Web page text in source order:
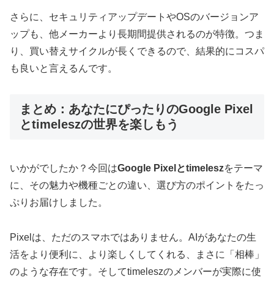
さらに、セキュリティアップデートやOSのバージョンア
ップも、他メーカーより長期間提供されるのが特徴。つま
り、買い替えサイクルが長くできるので、結果的にコスパ
も良いと言えるんです。
まとめ：あなたにぴったりのGoogle Pixel
とtimeleszの世界を楽しもう
いかがでしたか？今回はGoogle Pixelとtimeleszをテーマ
に、その魅力や機種ごとの違い、選び方のポイントをたっ
ぷりお届けしました。
Pixelは、ただのスマホではありません。AIがあなたの生
活をより便利に、より楽しくしてくれる、まさに「相棒」
のような存在です。そしてtimeleszのメンバーが実際に使